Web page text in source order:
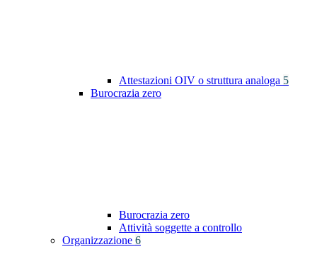
Attestazioni OIV o struttura analoga 5
Burocrazia zero
Burocrazia zero
Attività soggette a controllo
Organizzazione 6